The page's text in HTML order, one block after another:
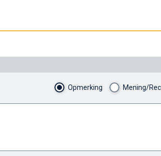
Opmerking Mening/